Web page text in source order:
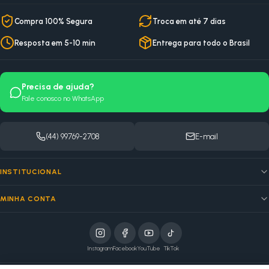
Compra 100% Segura Troca em até 7 dias
Resposta em 5-10 min Entrega para todo o Brasil
Precisa de ajuda?
Fale conosco no WhatsApp
(44) 99769-2708 E-mail
INSTITUCIONAL
MINHA CONTA
InstagramFacebookYouTube TikTok